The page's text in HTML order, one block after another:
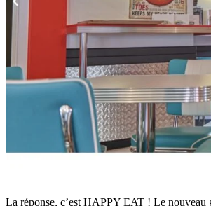
La réponse, c’est HAPPY EAT ! Le nouveau